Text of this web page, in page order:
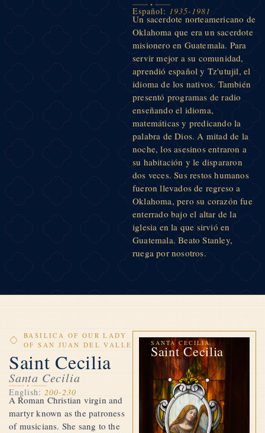
Español: 1935-1981
Un sacerdote norteamericano de
Oklahoma que era un sacerdote
misionero en Guatemala. Para
servir mejor a su comunidad,
aprendió español y Tz'utujil, el
idioma de los nativos. También
presentó programas de radio
enseñando el idioma,
matemáticas y predicando la
palabra de Dios. A mitad de la
noche, los asesinos entraron a
su habitación y le dispararon
dos veces. Sus restos humanos
fueron llevados de regreso a
Oklahoma, pero su corazón fue
enterrado bajo el altar de la
iglesia en la que sirvió en
Guatemala. Beato Stanley,
ruega por nosotros.
BASILICA OF OUR LADY
OF SAN JUAN DEL VALLE
Saint Cecilia
Santa Cecilia
English: 200-230
A Roman Christian virgin and
martyr known as the patroness
of musicians. She sang to the
SANTA CECILIA
Saint Cecilia